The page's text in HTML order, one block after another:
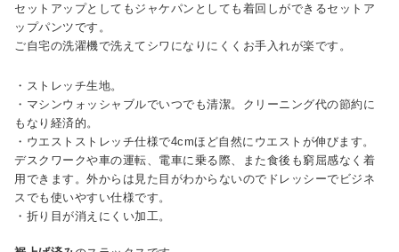
セットアップとしてもジャケパンとしても着回しができるセットア
ップパンツです。
ご自宅の洗濯機で洗えてシワになりにくくお手入れが楽です。
・ストレッチ生地。
・マシンウォッシャブルでいつでも清潔。クリーニング代の節約に
もなり経済的。
・ウエストストレッチ仕様で4cmほど自然にウエストが伸びます。
デスクワークや車の運転、電車に乗る際、また食後も窮屈感なく着
用できます。外からは見た目がわからないのでドレッシーでビジネ
スでも使いやすい仕様です。
・折り目が消えにくい加工。